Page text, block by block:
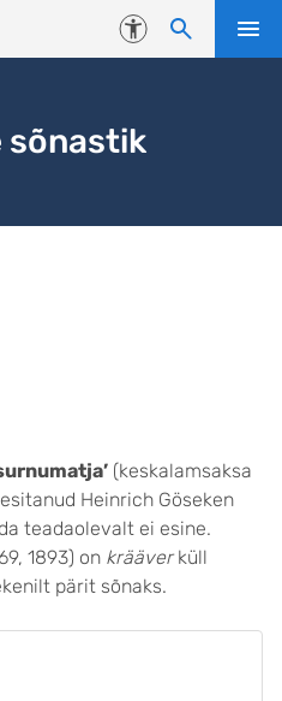
Juurdepääsetavus
sõnastik
(keskalamsaksa
Heinrich Göseken
teadaolevalt ei esine.
1893) on krääverküll
pärit sõnaks.